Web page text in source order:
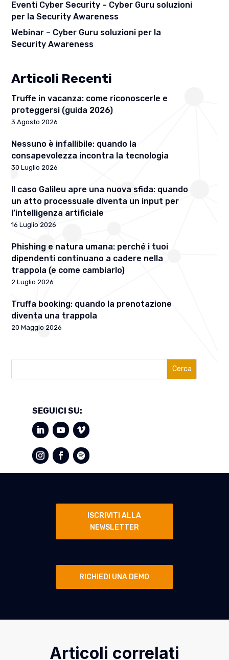
Eventi Cyber Security – Cyber Guru soluzioni
per la Security Awareness
Webinar – Cyber Guru soluzioni per la
Security Awareness
Articoli Recenti
Truffe in vacanza: come riconoscerle e
proteggersi (guida 2026)
3 Agosto 2026
Nessuno è infallibile: quando la
consapevolezza incontra la tecnologia
30 Luglio 2026
Il caso Galileu apre una nuova sfida: quando
un atto processuale diventa un input per
l’intelligenza artificiale
16 Luglio 2026
Phishing e natura umana: perché i tuoi
dipendenti continuano a cadere nella
trappola (e come cambiarlo)
2 Luglio 2026
Truffa booking: quando la prenotazione
diventa una trappola
20 Maggio 2026
Cerca
SEGUICI SU:
ISCRIVITI ALLA
NEWSLETTER
RICHIEDI UNA DEMO
Articoli correlati